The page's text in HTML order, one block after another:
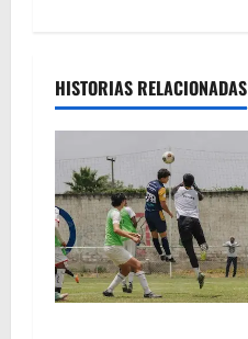
e
n
t
r
HISTORIAS RELACIONADAS